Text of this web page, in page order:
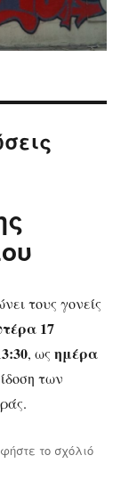
τους γονείς
17
, ωςημέρα
των
το σχόλιό